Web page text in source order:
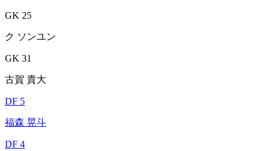
GK 25
ク ソンユン
GK 31
古賀 貴大
DF 5
福森 晃斗
DF 4